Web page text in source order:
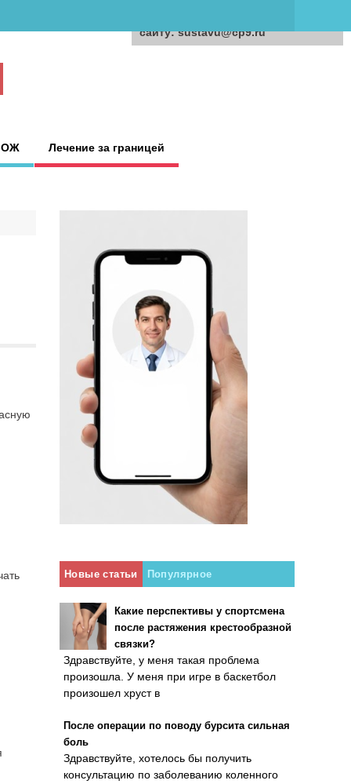
Лечение за границей
Новые статьи Популярное
Какие перспективы у спортсмена
после растяжения крестообразной
связки?
Здравствуйте, у меня такая проблема
произошла. У меня при игре в баскетбол
произошел хруст в
После операции по поводу бурсита сильная
боль
Здравствуйте, хотелось бы получить
консультацию по заболеванию коленного
сайту: sustavu@cp9.ru